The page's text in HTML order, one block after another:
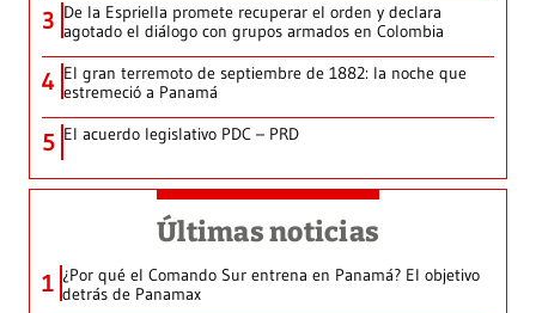
3 De la Espriella promete recuperar el orden y declara
agotado el diálogo con grupos armados en Colombia
4 El gran terremoto de septiembre de 1882: la noche que
estremeció a Panamá
5 El acuerdo legislativo PDC – PRD
Últimas noticias
1 ¿Por qué el Comando Sur entrena en Panamá? El objetivo
detrás de Panamax